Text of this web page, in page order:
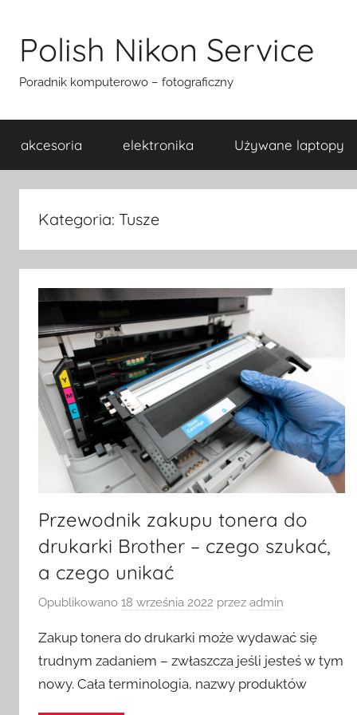
treściPolish Nikon Service
Poradnik komputerowo – fotograficzny
akcesoria elektronika Używane laptopy
Kategoria: Tusze
Przewodnik zakupu tonera do
drukarki Brother – czego szukać,
a czego unikać
Opublikowano 18 września 2022 przez admin
Zakup tonera do drukarki może wydawać się
trudnym zadaniem – zwłaszcza jeśli jesteś w tym
nowy. Cała terminologia, nazwy produktów